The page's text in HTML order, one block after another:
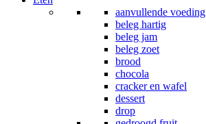
aanvullende voeding
beleg hartig
beleg jam
beleg zoet
brood
chocola
cracker en wafel
dessert
drop